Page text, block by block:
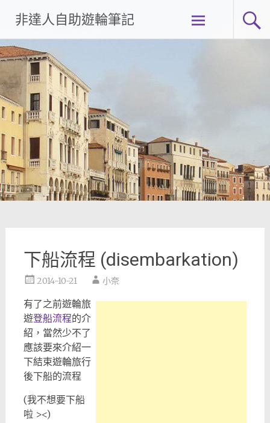
content
非達人自助遊輪筆記
下船流程 (disembarkation)
2014-10-21 小奈
有了之前遊輪旅
遊登船流程的介
紹，當然少不了
應該要來介紹一
下結束遊輪旅行
後下船的流程
(我不想要下船
啦 ><)